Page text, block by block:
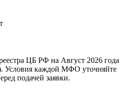
ЦБ РФ на Август 2026 года
Условия каждой МФО уточняйте
подачей заявки.